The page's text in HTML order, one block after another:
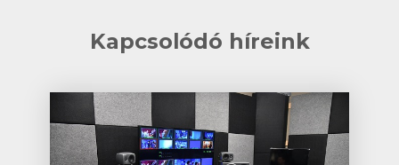
Kapcsolódó híreink